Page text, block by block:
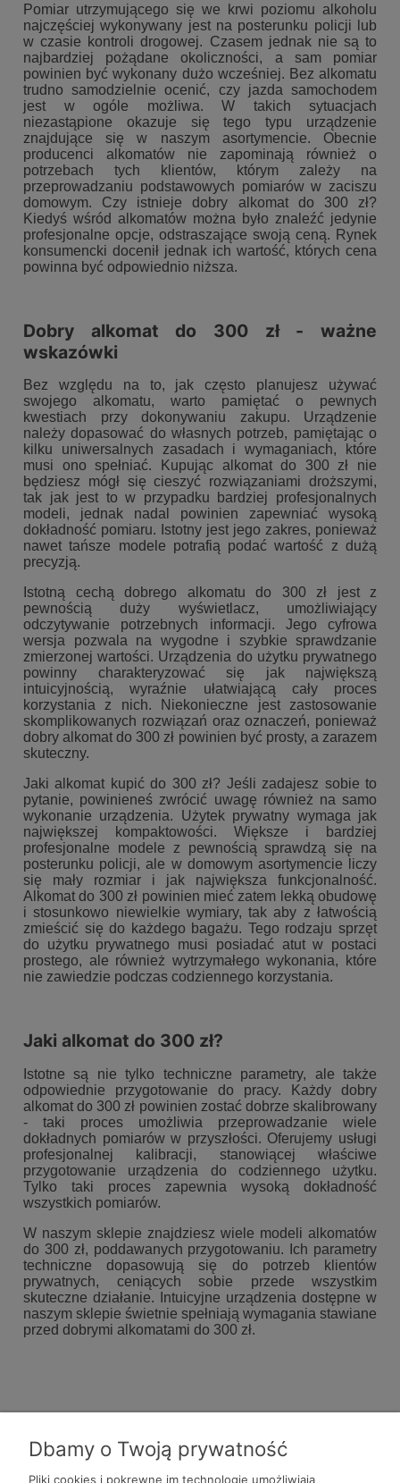
Pomiar utrzymującego się we krwi poziomu alkoholu
najczęściej wykonywany jest na posterunku policji lub
w czasie kontroli drogowej. Czasem jednak nie są to
najbardziej pożądane okoliczności, a sam pomiar
powinien być wykonany dużo wcześniej. Bez alkomatu
trudno samodzielnie ocenić, czy jazda samochodem
jest w ogóle możliwa. W takich sytuacjach
niezastąpione okazuje się tego typu urządzenie
znajdujące się w naszym asortymencie. Obecnie
producenci alkomatów nie zapominają również o
potrzebach tych klientów, którym zależy na
przeprowadzaniu podstawowych pomiarów w zaciszu
domowym. Czy istnieje dobry alkomat do 300 zł?
Kiedyś wśród alkomatów można było znaleźć jedynie
profesjonalne opcje, odstraszające swoją ceną. Rynek
konsumencki docenił jednak ich wartość, których cena
powinna być odpowiednio niższa.
Dobry alkomat do 300 zł - ważne
wskazówki
Bez względu na to, jak często planujesz używać
swojego alkomatu, warto pamiętać o pewnych
kwestiach przy dokonywaniu zakupu. Urządzenie
należy dopasować do własnych potrzeb, pamiętając o
kilku uniwersalnych zasadach i wymaganiach, które
musi ono spełniać. Kupując alkomat do 300 zł nie
będziesz mógł się cieszyć rozwiązaniami droższymi,
tak jak jest to w przypadku bardziej profesjonalnych
modeli, jednak nadal powinien zapewniać wysoką
dokładność pomiaru. Istotny jest jego zakres, ponieważ
nawet tańsze modele potrafią podać wartość z dużą
precyzją.
Istotną cechą dobrego alkomatu do 300 zł jest z
pewnością duży wyświetlacz, umożliwiający
odczytywanie potrzebnych informacji. Jego cyfrowa
wersja pozwala na wygodne i szybkie sprawdzanie
zmierzonej wartości. Urządzenia do użytku prywatnego
powinny charakteryzować się jak największą
intuicyjnością, wyraźnie ułatwiającą cały proces
korzystania z nich. Niekonieczne jest zastosowanie
skomplikowanych rozwiązań oraz oznaczeń, ponieważ
dobry alkomat do 300 zł powinien być prosty, a zarazem
skuteczny.
Jaki alkomat kupić do 300 zł? Jeśli zadajesz sobie to
pytanie, powinieneś zwrócić uwagę również na samo
wykonanie urządzenia. Użytek prywatny wymaga jak
największej kompaktowości. Większe i bardziej
profesjonalne modele z pewnością sprawdzą się na
posterunku policji, ale w domowym asortymencie liczy
się mały rozmiar i jak największa funkcjonalność.
Alkomat do 300 zł powinien mieć zatem lekką obudowę
i stosunkowo niewielkie wymiary, tak aby z łatwością
zmieścić się do każdego bagażu. Tego rodzaju sprzęt
do użytku prywatnego musi posiadać atut w postaci
prostego, ale również wytrzymałego wykonania, które
nie zawiedzie podczas codziennego korzystania.
Jaki alkomat do 300 zł?
Istotne są nie tylko techniczne parametry, ale także
odpowiednie przygotowanie do pracy. Każdy dobry
alkomat do 300 zł powinien zostać dobrze skalibrowany
- taki proces umożliwia przeprowadzanie wiele
dokładnych pomiarów w przyszłości. Oferujemy usługi
profesjonalnej kalibracji, stanowiącej właściwe
przygotowanie urządzenia do codziennego użytku.
Tylko taki proces zapewnia wysoką dokładność
wszystkich pomiarów.
W naszym sklepie znajdziesz wiele modeli alkomatów
do 300 zł, poddawanych przygotowaniu. Ich parametry
techniczne dopasowują się do potrzeb klientów
prywatnych, ceniących sobie przede wszystkim
skuteczne działanie. Intuicyjne urządzenia dostępne w
naszym sklepie świetnie spełniają wymagania stawiane
przed dobrymi alkomatami do 300 zł.
Dbamy o Twoją prywatność
Pliki cookies i pokrewne im technologie umożliwiają